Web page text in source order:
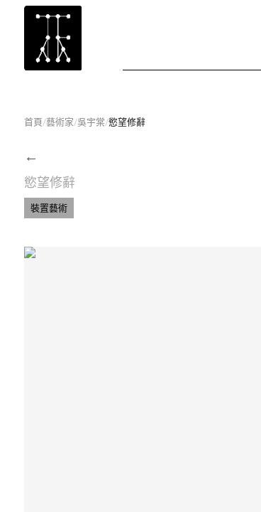
首頁/藝術家/吳宇棠/慾望修辭
←
慾望修辭
裝置藝術